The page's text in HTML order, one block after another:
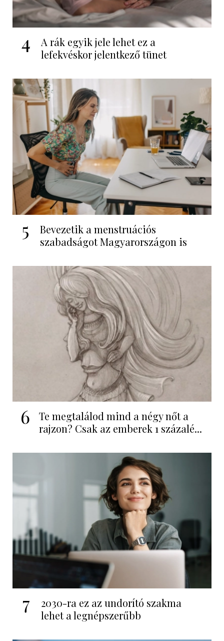
4
A rák egyik jele lehet ez a
lefekvéskor jelentkező tünet
5
Bevezetik a menstruációs
szabadságot Magyarországon is
6
Te megtalálod mind a négy nőt a
rajzon? Csak az emberek 1 százalé...
7
2030-ra ez az undorító szakma
lehet a legnépszerűbb